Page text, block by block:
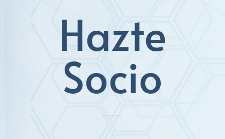
Hazte
Socio